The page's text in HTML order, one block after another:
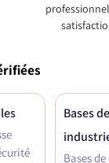
Bases
Bases